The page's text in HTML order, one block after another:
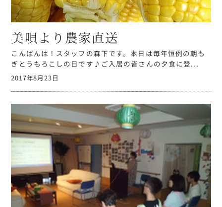
美唄より農家直送
こんばんは！スタッフの森下です。本日は毎年恒例の朝も
ぎとうもろこしの日です♪ご入居の皆さんの夕食に登...
2017年8月23日